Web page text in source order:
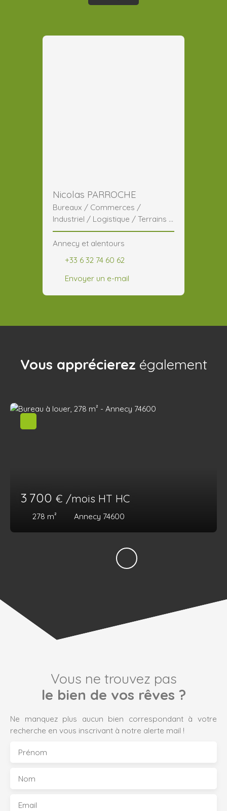
Nicolas PARROCHE
Bureaux / Commerces /
Industriel / Logistique / Terrains /
CHR / Activité
Annecy et alentours
+33 6 32 74 60 62
Envoyer un e-mail
Vous apprécierez également
3 700 € /mois HT HC
278 m² Annecy 74600
Vous ne trouvez pas
le bien de vos rêves ?
Ne manquez plus aucun bien correspondant à votre
recherche en vous inscrivant à notre alerte mail !
Prénom
Nom
Email